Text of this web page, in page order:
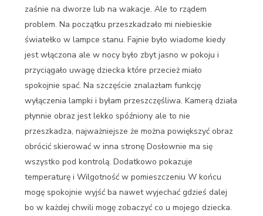
zaśnie na dworze lub na wakacje. Ale to rządem
problem. Na początku przeszkadzało mi niebieskie
światełko w lampce stanu. Fajnie było wiadome kiedy
jest włączona ale w nocy było zbyt jasno w pokoju i
przyciągało uwagę dziecka które przecież miało
spokojnie spać. Na szczęście znalazłam funkcję
wyłączenia lampki i byłam przeszczęśliwa. Kamerą działa
płynnie obraz jest lekko spóźniony ale to nie
przeszkadza, najważniejsze że można powiększyć obraz
obrócić skierować w inna stronę Dosłownie ma się
wszystko pod kontrolą. Dodatkowo pokazuje
temperaturę i Wilgotność w pomieszczeniu W końcu
mogę spokojnie wyjść ba nawet wyjechać gdzieś dalej
bo w każdej chwili mogę zobaczyć co u mojego dziecka.